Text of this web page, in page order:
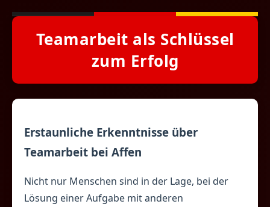
Teamarbeit als Schlüssel
zum Erfolg
Erstaunliche Erkenntnisse über
Teamarbeit bei Affen
Nicht nur Menschen sind in der Lage, bei der
Lösung einer Aufgabe mit anderen